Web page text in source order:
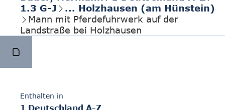
1.3 G-J
... Holzhausen (am Hünstein)
Mann mit Pferdefuhrwerk auf der
Landstraße bei Holzhausen
Enthalten in
1 Deutschland A-Z